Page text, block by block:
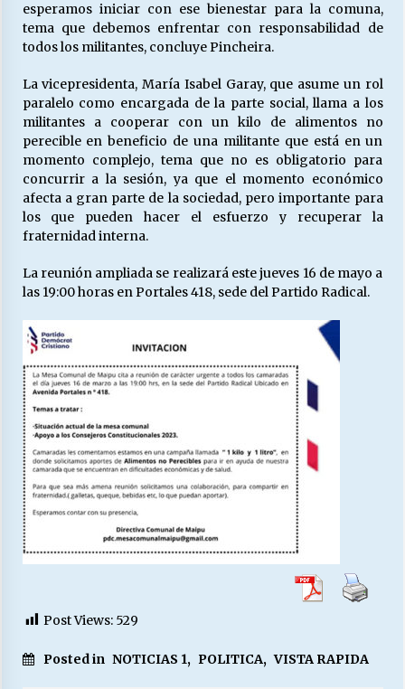
Chile y sus segmentos de la riqueza
esperamos iniciar con ese bienestar para la comuna,
tema que debemos enfrentar con responsabilidad de
todos los militantes, concluye Pincheira.
La vicepresidenta, María Isabel Garay, que asume un rol
paralelo como encargada de la parte social, llama a los
militantes a cooperar con un kilo de alimentos no
perecible en beneficio de una militante que está en un
momento complejo, tema que no es obligatorio para
concurrir a la sesión, ya que el momento económico
afecta a gran parte de la sociedad, pero importante para
los que pueden hacer el esfuerzo y recuperar la
fraternidad interna.
La reunión ampliada se realizará este jueves 16 de mayo a
las 19:00 horas en Portales 418, sede del Partido Radical.
Post Views: 529
Posted in NOTICIAS 1, POLITICA, VISTA RAPIDA